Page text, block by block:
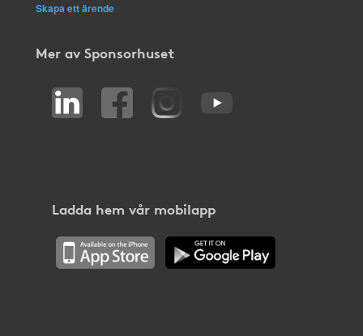
Skapa ett ärende
Mer av Sponsorhuset
Ladda hem vår mobilapp